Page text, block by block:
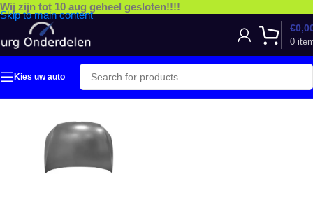
Skip to main content
Wij zijn tot 10 aug geheel gesloten!!!!
0
€
Kies uw auto